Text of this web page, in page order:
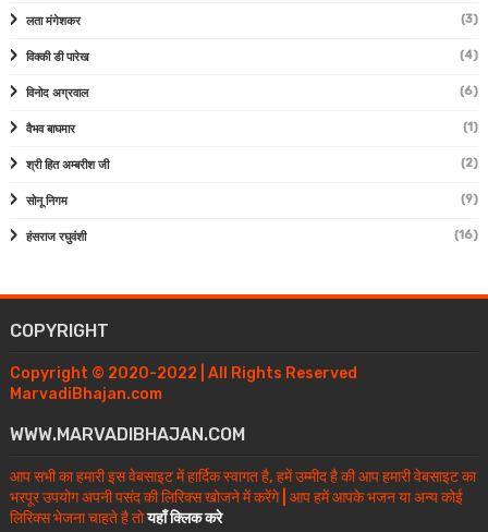
लता मंगेशकर (3)
विक्की डी पारेख (4)
विनोद अग्रवाल (6)
वैभव बाघमार (1)
श्री हित अम्बरीश जी (2)
सोनू निगम (9)
हंसराज रघुवंशी (16)
COPYRIGHT
Copyright © 2020-2022 | All Rights Reserved
MarvadiBhajan.com
WWW.MARVADIBHAJAN.COM
आप सभी का हमारी इस वेबसाइट में हार्दिक स्वागत है, हमें उम्मीद है की आप हमारी वेबसाइट का
भरपूर उपयोग अपनी पसंद की लिरिक्स खोजने में करेंगे | आप हमें आपके भजन या अन्य कोई
लिरिक्स भेजना चाहते है तोयहाँ क्लिक करे